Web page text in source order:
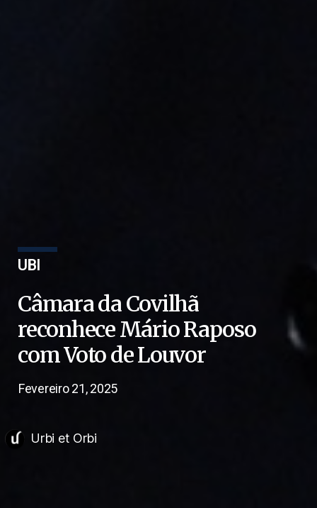
UBI
Câmara da Covilhã
reconhece Mário Raposo
com Voto de Louvor
Fevereiro 21, 2025
Urbi et Orbi